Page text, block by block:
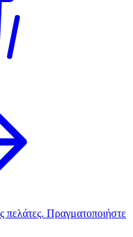
πελάτες. Πραγματοποιήστε